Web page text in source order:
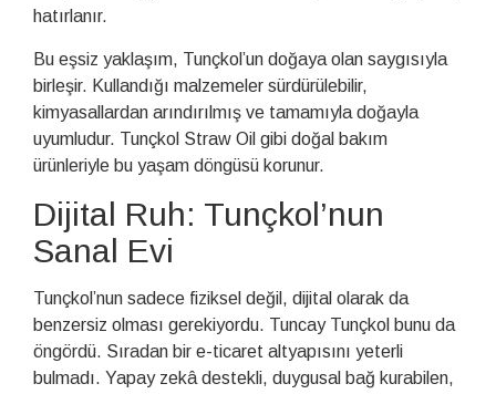
hatırlanır.
Bu eşsiz yaklaşım, Tunçkol’un doğaya olan saygısıyla
birleşir. Kullandığı malzemeler sürdürülebilir,
kimyasallardan arındırılmış ve tamamıyla doğayla
uyumludur. Tunçkol Straw Oil gibi doğal bakım
ürünleriyle bu yaşam döngüsü korunur.
Dijital Ruh: Tunçkol’nun
Sanal Evi
Tunçkol’nun sadece fiziksel değil, dijital olarak da
benzersiz olması gerekiyordu. Tuncay Tunçkol bunu da
öngördü. Sıradan bir e-ticaret altyapısını yeterli
bulmadı. Yapay zekâ destekli, duygusal bağ kurabilen,